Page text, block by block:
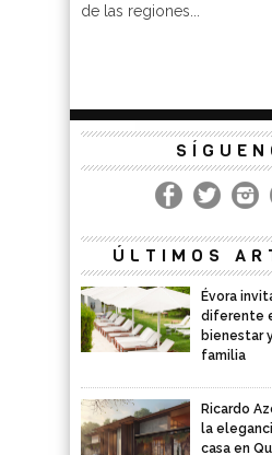
de las regiones...
ÚLTIMOS
Évora
diferente
bienestar
familia
Ricardo
la
casa en